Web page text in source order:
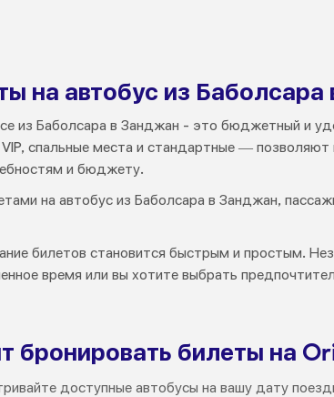
на автобус из
из Баболсара в Занджан - это бюджетный и
спальные места и стандартные —
и бюджету.
на автобус из Баболсара в Занджан,
билетов становится быстрым и простым.
время или вы хотите выбрать
бронировать билеты на
доступные автобусы на вашу дату